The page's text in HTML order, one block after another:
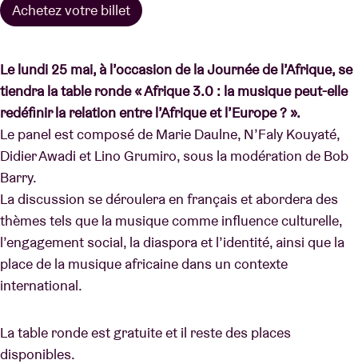
Achetez votre billet
Le lundi 25 mai, à l’occasion de la Journée de l’Afrique, se
tiendra la table ronde « Afrique 3.0 : la musique peut-elle
redéfinir la relation entre l’Afrique et l’Europe ? ».
Le panel est composé de Marie Daulne, N’Faly Kouyaté,
Didier Awadi et Lino Grumiro, sous la modération de Bob
Barry.
La discussion se déroulera en français et abordera des
thèmes tels que la musique comme influence culturelle,
l’engagement social, la diaspora et l’identité, ainsi que la
place de la musique africaine dans un contexte
international.
La table ronde est gratuite et il reste des places
disponibles.